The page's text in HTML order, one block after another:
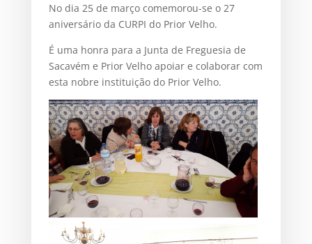
No dia 25 de março comemorou-se o 27
aniversário da CURPI do Prior Velho.
É uma honra para a Junta de Freguesia de
Sacavém e Prior Velho apoiar e colaborar com
esta nobre instituição do Prior Velho.